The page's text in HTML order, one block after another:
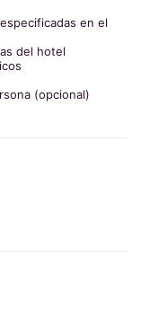
en el
del hotel
(opcional)